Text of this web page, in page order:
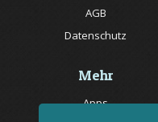
AGB
Datenschutz
Mehr
Apps